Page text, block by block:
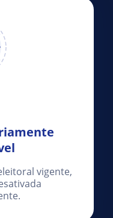
vigente,